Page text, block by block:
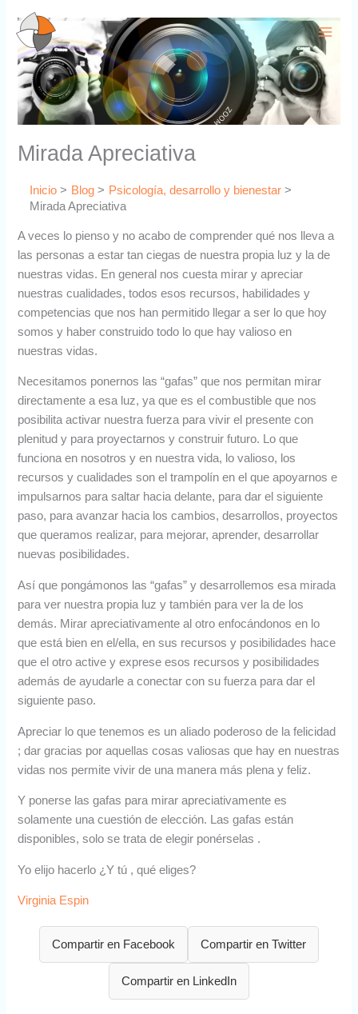
contenido
Mirada Apreciativa
Inicio Blog
Psicología, desarrollo y bienestar
Mirada Apreciativa
A veces lo pienso y no acabo de comprender qué nos lleva a
las personas a estar tan ciegas de nuestra propia luz y la de
nuestras vidas. En general nos cuesta mirar y apreciar
nuestras cualidades, todos esos recursos, habilidades y
competencias que nos han permitido llegar a ser lo que hoy
somos y haber construido todo lo que hay valioso en
nuestras vidas.
Necesitamos ponernos las “gafas” que nos permitan mirar
directamente a esa luz, ya que es el combustible que nos
posibilita activar nuestra fuerza para vivir el presente con
plenitud y para proyectarnos y construir futuro. Lo que
funciona en nosotros y en nuestra vida, lo valioso, los
recursos y cualidades son el trampolín en el que apoyarnos e
impulsarnos para saltar hacia delante, para dar el siguiente
paso, para avanzar hacia los cambios, desarrollos, proyectos
que queramos realizar, para mejorar, aprender, desarrollar
nuevas posibilidades.
Así que pongámonos las “gafas” y desarrollemos esa mirada
para ver nuestra propia luz y también para ver la de los
demás. Mirar apreciativamente al otro enfocándonos en lo
que está bien en el/ella, en sus recursos y posibilidades hace
que el otro active y exprese esos recursos y posibilidades
además de ayudarle a conectar con su fuerza para dar el
siguiente paso.
Apreciar lo que tenemos es un aliado poderoso de la felicidad
; dar gracias por aquellas cosas valiosas que hay en nuestras
vidas nos permite vivir de una manera más plena y feliz.
Y ponerse las gafas para mirar apreciativamente es
solamente una cuestión de elección. Las gafas están
disponibles, solo se trata de elegir ponérselas .
Yo elijo hacerlo ¿Y tú , qué eliges?
Virginia Espin
Compartir en Facebook Compartir en Twitter
Compartir en LinkedIn